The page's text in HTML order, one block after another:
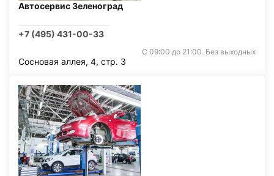
Автосервис Зеленоград
+7 (495) 431-00-33
С 09:00 до 21:00. Без выходных
Сосновая аллея, 4, стр. 3